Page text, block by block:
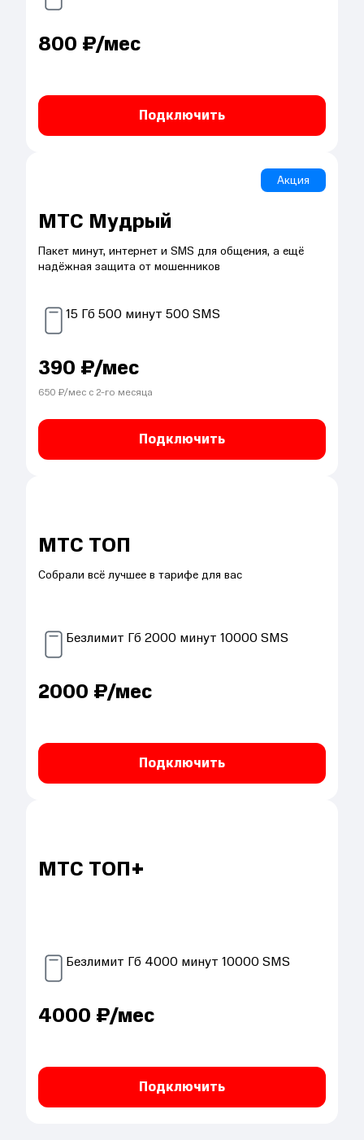
800 ₽/мес
Подключить
Акция
МТС Мудрый
Пакет минут, интернет и SMS для общения, а ещё
надёжная защита от мошенников
15 Гб 500 минут 500SMS
390 ₽/мес
650 ₽/мес с 2-го месяца
Подключить
МТС ТОП
Собрали всё лучшее в тарифе для вас
Безлимит Гб 2000 минут 10000SMS
2000 ₽/мес
Подключить
МТС ТОП+
Безлимит Гб 4000 минут 10000SMS
4000 ₽/мес
Подключить